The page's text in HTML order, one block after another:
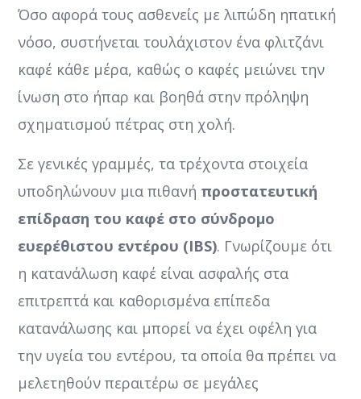
Όσο αφορά τους ασθενείς με λιπώδη ηπατική
νόσο, συστήνεται τουλάχιστον ένα φλιτζάνι
καφέ κάθε μέρα, καθώς ο καφές μειώνει την
ίνωση στο ήπαρ και βοηθά στην πρόληψη
σχηματισμού πέτρας στη χολή.
Σε γενικές γραμμές, τα τρέχοντα στοιχεία
υποδηλώνουν μια πιθανή προστατευτική
επίδραση του καφέ στο σύνδρομο
ευερέθιστου εντέρου (IBS). Γνωρίζουμε ότι
η κατανάλωση καφέ είναι ασφαλής στα
επιτρεπτά και καθορισμένα επίπεδα
κατανάλωσης και μπορεί να έχει οφέλη για
την υγεία του εντέρου, τα οποία θα πρέπει να
μελετηθούν περαιτέρω σε μεγάλες